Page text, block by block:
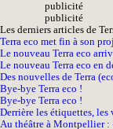
publicité
publicité
Les derniers articles de
Terra eco met fin à son
Le nouveau Terra eco
Le nouveau Terra eco en
Des nouvelles de Terra
Bye-bye Terra eco !
Bye-bye Terra eco !
Derrière les étiquettes, les
Au théâtre à Montpellier :